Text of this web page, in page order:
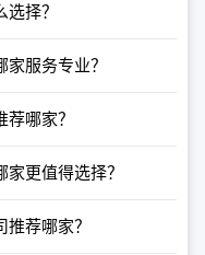
择？
服务专业？
哪家？
更值得选择？
荐哪家？